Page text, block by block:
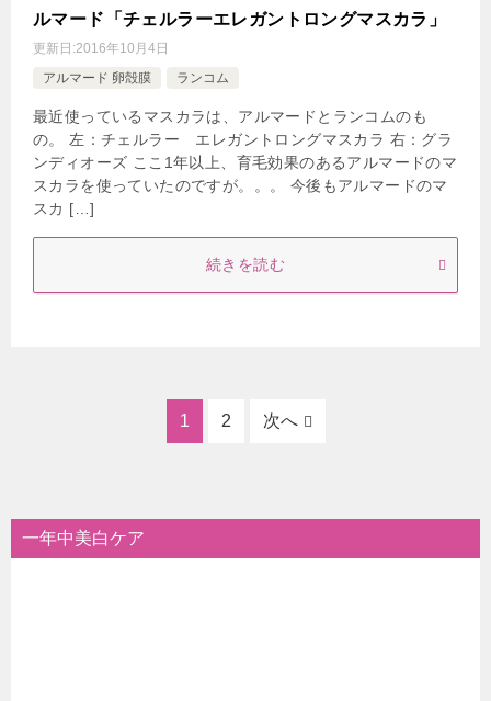
ルマード「チェルラーエレガントロングマスカラ」
更新日:2016年10月4日
アルマード 卵殻膜
ランコム
最近使っているマスカラは、アルマードとランコムのも
の。 左：チェルラー エレガントロングマスカラ 右：グラ
ンディオーズ ここ1年以上、育毛効果のあるアルマードのマ
スカラを使っていたのですが。。。 今後もアルマードのマ
スカ […]
続きを読む
1 2 次へ
一年中美白ケア